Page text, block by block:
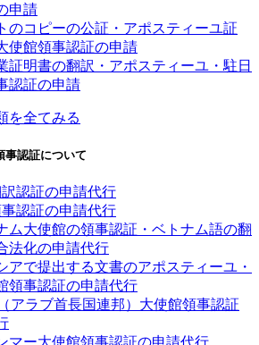
申請
のコピーの公証・アポスティーユ証
使館領事認証の申請
証明書の翻訳・アポスティーユ・駐日
認証の申請
を全てみる
事認証について
認証の申請代行
認証の申請代行
ム大使館の領事認証・ベトナム語の翻
法化の申請代行
アで提出する文書のアポスティーユ・
領事認証の申請代行
アラブ首長国連邦）大使館領事認証